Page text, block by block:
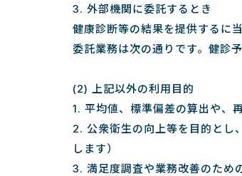
3. 外部機関に委託するとき
健康診断等の結果を提供するに
委託業務は次の通りです。健診
(2) 上記以外の利用目的
1. 平均値、標準偏差の算出や、
2. 公衆衛生の向上等を目的とし
します）
3. 満足度調査や業務改善のため